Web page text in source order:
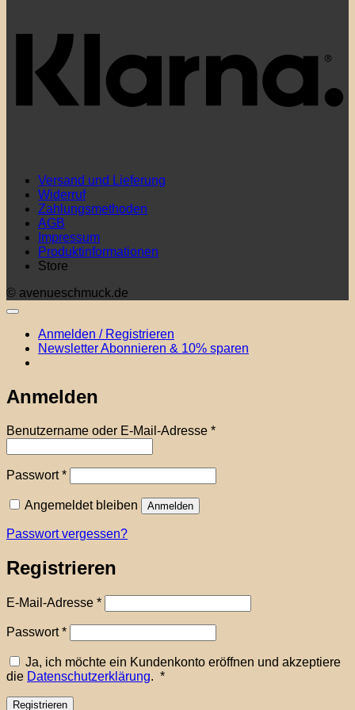
Versand und Lieferung
Widerruf
Zahlungsmethoden
AGB
Impressum
Produktinformationen
Store
© avenueschmuck.de
Anmelden / Registrieren
Newsletter Abonnieren & 10% sparen
Anmelden
Benutzername oder E-Mail-Adresse *Erforderlich
Passwort*Erforderlich
Angemeldet bleiben Anmelden
Passwort vergessen?
Registrieren
E-Mail-Adresse *Erforderlich
Passwort*Erforderlich
Ja, ich möchte ein Kundenkonto eröffnen und akzeptiere
die Datenschutzerklärung. *Erforderlich
Registrieren